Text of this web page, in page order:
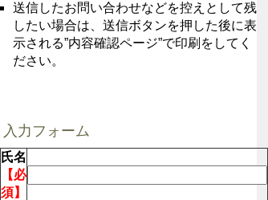
送信したお問い合わせなどを控えとして残
したい場合は、送信ボタンを押した後に表
示される”内容確認ページ”で印刷をしてく
ださい。
入力フォーム
氏名
【必
須】